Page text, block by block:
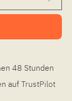
48 Stunden
auf TrustPilot